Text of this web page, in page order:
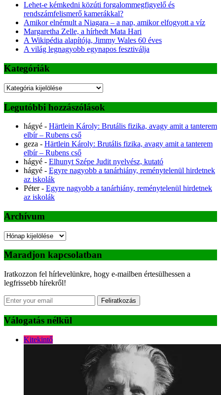
Lehet-e kémkedni közúti forgalommegfigyelő és
rendszámfelismerő kamerákkal?
Amikor elnémult a Niagara – a nap, amikor elfogyott a víz
Margaretha Zelle, a hírhedt Mata Hari
A Wikipédia alapítója, Jimmy Wales 60 éves
A világ legnagyobb egynapos fesztiválja
Kategóriák
Kategóriák
Legutóbbi hozzászólások
hágyé - Härtlein Károly: Brutális fizika, avagy amit a tanterem
elbír – Rubens cső
geza - Härtlein Károly: Brutális fizika, avagy amit a tanterem
elbír – Rubens cső
hágyé - Elhunyt Szépe Judit nyelvész, kutató
hágyé - Egyre nagyobb a tanárhiány, reménytelenül hirdetnek
az iskolák
Péter- Egyre nagyobb a tanárhiány, reménytelenül hirdetnek
az iskolák
Archívum
Archívum
Maradjon kapcsolatban
Iratkozzon fel hírlevelünkre, hogy e-mailben értesülhessen a
legfrissebb hírekről!
Feliratkozás
Válogatás nélkül
Kitekintő